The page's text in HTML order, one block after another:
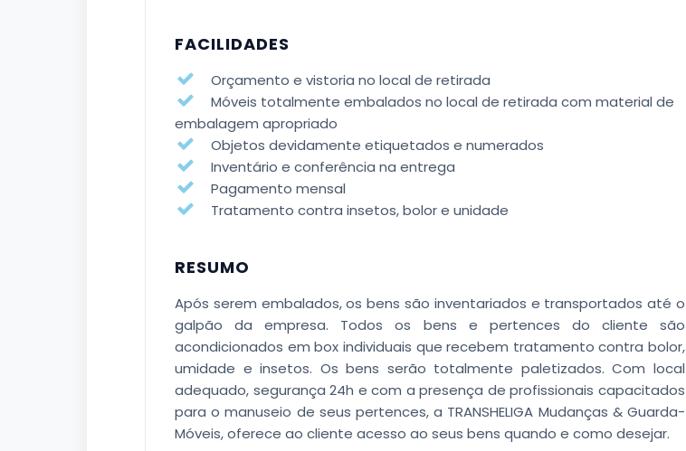
FACILIDADES
Orçamento e vistoria no local de retirada
Móveis totalmente embalados no local de retirada com material de
embalagem apropriado
Objetos devidamente etiquetados e numerados
Inventário e conferência na entrega
Pagamento mensal
Tratamento contra insetos, bolor e unidade
RESUMO
Após serem embalados, os bens são inventariados e transportados até o
galpão da empresa. Todos os bens e pertences do cliente são
acondicionados em box individuais que recebem tratamento contra bolor,
umidade e insetos. Os bens serão totalmente paletizados. Com local
adequado, segurança 24h e com a presença de profissionais capacitados
para o manuseio de seus pertences, a TRANSHELIGA Mudanças & Guarda-
Móveis, oferece ao cliente acesso ao seus bens quando e como desejar.